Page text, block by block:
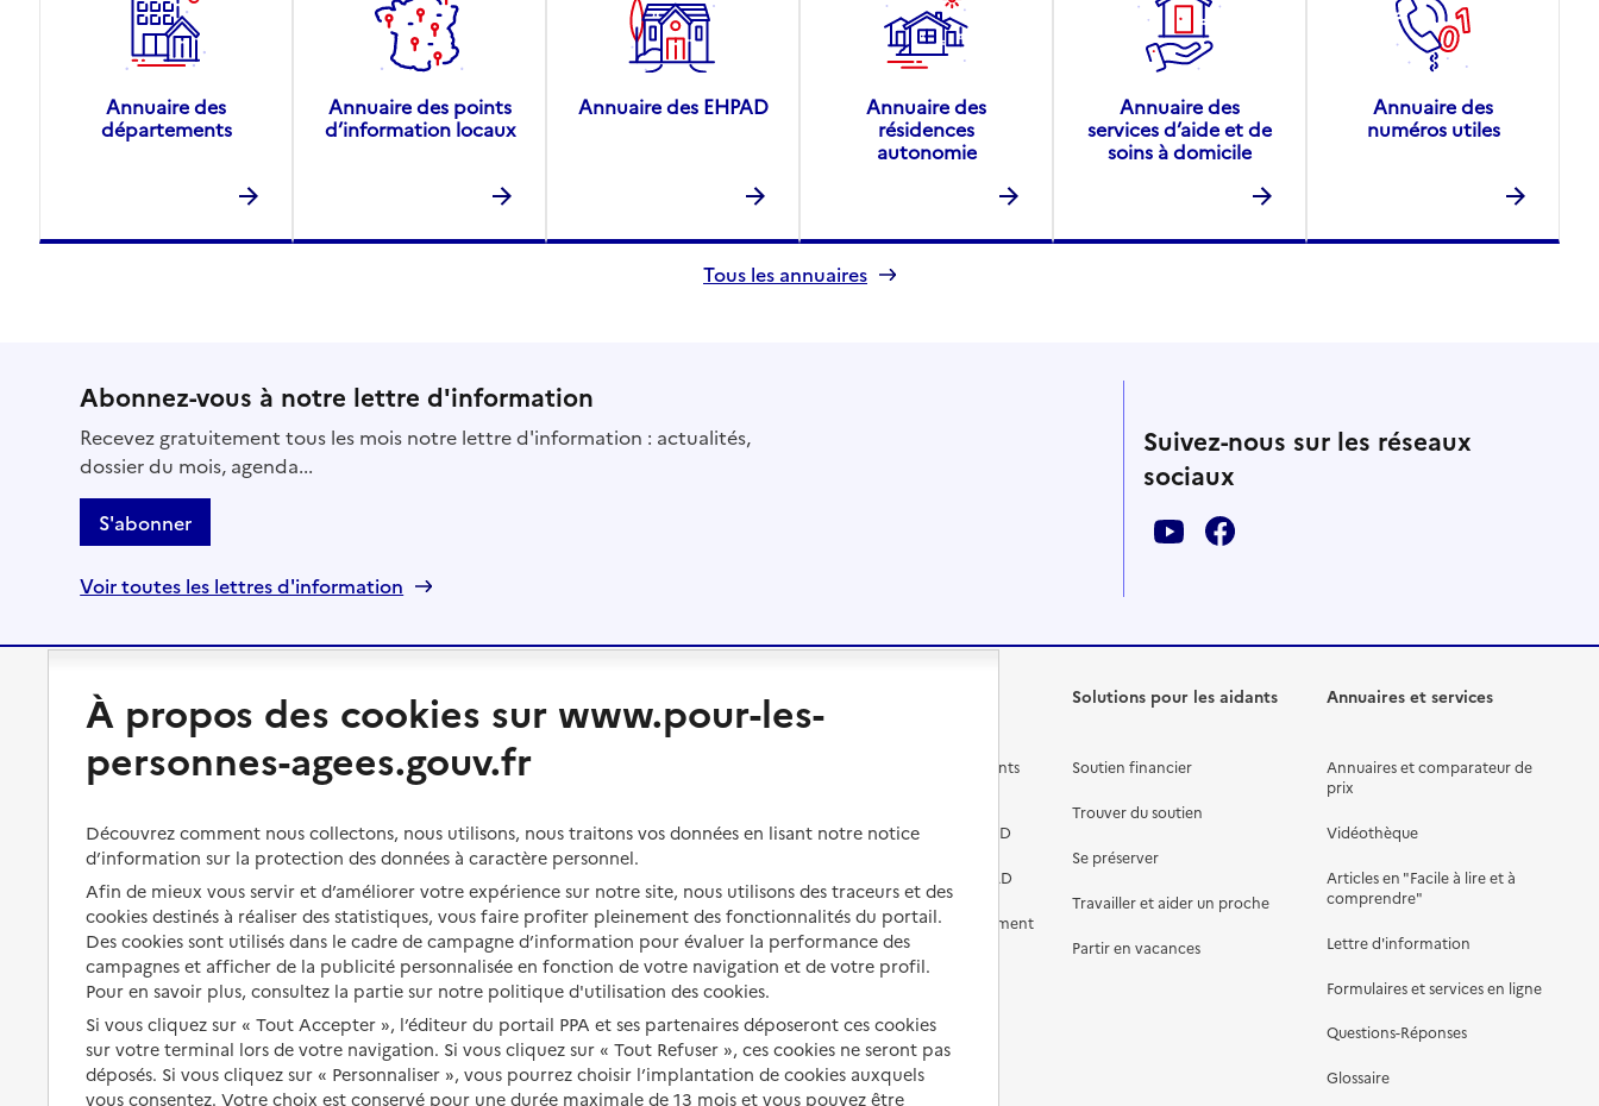
Annuaire des
départements
Annuaire des points
d’information locaux
Annuaire des EHPAD
Annuaire des
résidences
autonomie
Annuaire des
services d’aide et de
soins à domicile
Annuaire des
numéros utiles
Tous les annuaires
Abonnez-vous à notre lettre d'information
Recevez gratuitement tous les mois notre lettre d'information : actualités,
dossier du mois, agenda...
S'abonner
Voir toutes les lettres d'information
Suivez-nous sur les réseaux
sociaux
Préserver son autonomie
Perte d'autonomie : évaluation
et droits
Aménager son logement et
s'équiper
Préserver son autonomie et sa
santé
Organiser à l'avance sa propre
protection
Les mesures de protection
Les obligations de la famille
Vivre à domicile
Bénéficier d'aide à domicile
Aides financières
Solutions d'accueil temporaire
Partager son logement
Vivre à domicile avec une
Être hospitalisé
Fin de vie à domicile
services pour seniors
Vivre en accueil familial
Autres solutions de logement
Les différents établissements
Préparer l'entrée en EHPAD
Aides financières en EHPAD
Prévention, accompagnement
et soins
Droits en EHPAD
Fin de vie en EHPAD
Solutions pour les aidants
Soutien financier
Trouver du soutien
Se préserver
Travailler et aider un proche
Partir en vacances
Annuaires et services
Annuaires et comparateur de
prix
Vidéothèque
Articles en "Facile à lire et à
comprendre"
Lettre d'information
Formulaires et services en ligne
Questions-Réponses
Glossaire
À propos des cookies sur www.pour-les-
personnes-agees.gouv.fr
Découvrez comment nous collectons, nous utilisons, nous traitons vos données en lisant notre notice
d’information sur la protection des données à caractère personnel.
Afin de mieux vous servir et d’améliorer votre expérience sur notre site, nous utilisons des traceurs et des
cookies destinés à réaliser des statistiques, vous faire profiter pleinement des fonctionnalités du portail.
Des cookies sont utilisés dans le cadre de campagne d’information pour évaluer la performance des
campagnes et afficher de la publicité personnalisée en fonction de votre navigation et de votre profil.
Pour en savoir plus, consultez la partie sur notre politique d'utilisation des cookies.
Si vous cliquez sur « Tout Accepter », l’éditeur du portail PPA et ses partenaires déposeront ces cookies
sur votre terminal lors de votre navigation. Si vous cliquez sur « Tout Refuser », ces cookies ne seront pas
déposés. Si vous cliquez sur « Personnaliser », vous pourrez choisir l’implantation de cookies auxquels
vous consentez. Votre choix est conservé pour une durée maximale de 13 mois et vous pouvez être